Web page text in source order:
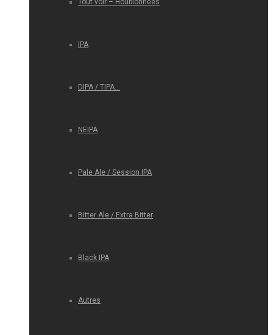
Tout voir – Houblonnées
IPA
DIPA / TIPA…
NEIPA
Pale Ale / Session IPA
Bitter Ale / Extra Bitter
Black IPA
Autres